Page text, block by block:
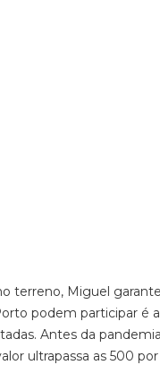
terreno, Miguel
podem participar é
Antes da
ultrapassa as 500 por